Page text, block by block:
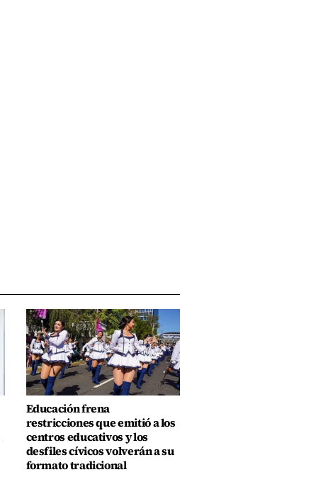
Educación frena
restricciones que emitió a los
centros educativos y los
desfiles cívicos volverán a su
formato tradicional